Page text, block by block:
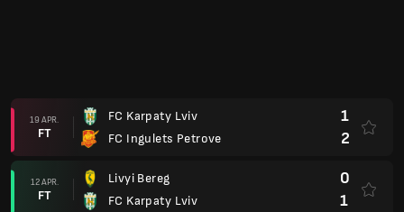
19 APR.
FT
FC Karpaty Lviv
FC Ingulets Petrove
1
2
12 APR.
FT
Livyi Bereg
FC Karpaty Lviv
0
1